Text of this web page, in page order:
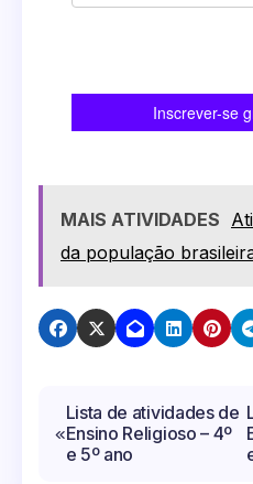
MAIS ATIVIDADES
da população
Navegação
de
Lista de atividades de
Ensino Religioso – 4º
e 5º ano